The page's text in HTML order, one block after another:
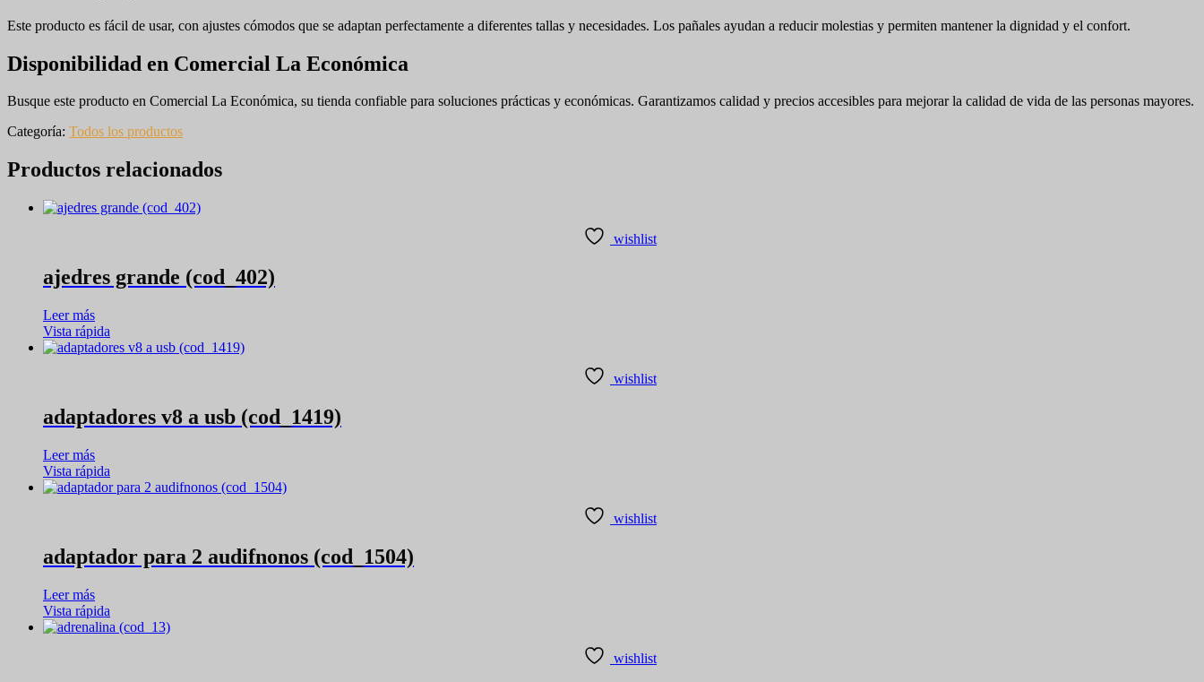
Este producto es fácil de usar, con ajustes cómodos que se adaptan perfectamente a diferentes tallas y necesidades. Los pañales ayudan a reducir molestias y permiten mantener la dignidad y el confort.
Disponibilidad en Comercial La Económica
Busque este producto en Comercial La Económica, su tienda confiable para soluciones prácticas y económicas. Garantizamos calidad y precios accesibles para mejorar la calidad de vida de las personas mayores.
Categoría: Todos los productos
Productos relacionados
wishlist
ajedres grande (cod_402)
Leer más
Vista rápida
wishlist
adaptadores v8 a usb (cod_1419)
Leer más
Vista rápida
wishlist
adaptador para 2 audifnonos (cod_1504)
Leer más
Vista rápida
wishlist